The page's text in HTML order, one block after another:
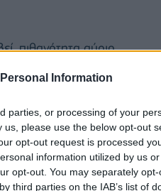
Information
parties, or processing of your
please use the below opt-out
opt-out request is processed
information utilized by us
opt-out. You may separately
third parties on the IAB’s list of
πιθανότητα αύριο
αναγκαίας
οι διαδικασίες
με τα οποία
διεκπεραίωση των
γραμμή με τους